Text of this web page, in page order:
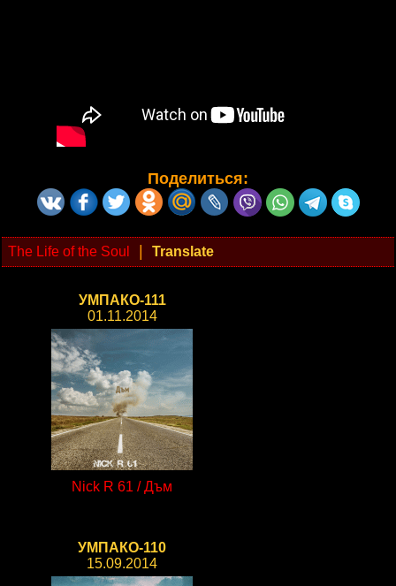
Поделиться:
The Life of the Soul Translate
УМПАКО-111
01.11.2014
Nick R 61 / Дъм
УМПАКО-110
15.09.2014